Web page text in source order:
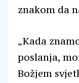
znakom da
„Kada
poslanja,
Božjem